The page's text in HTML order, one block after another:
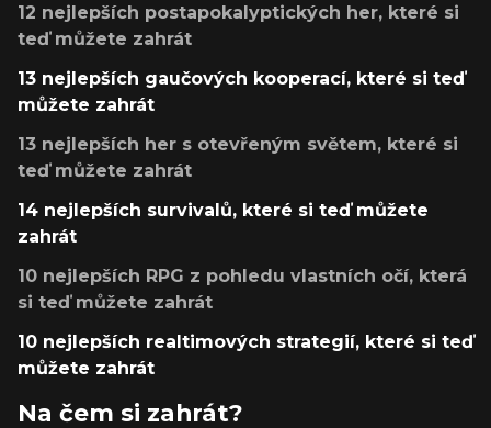
12 nejlepších postapokalyptických her, které si
teď můžete zahrát
13 nejlepších gaučových kooperací, které si teď
můžete zahrát
13 nejlepších her s otevřeným světem, které si
teď můžete zahrát
14 nejlepších survivalů, které si teď můžete
zahrát
10 nejlepších RPG z pohledu vlastních očí, která
si teď můžete zahrát
10 nejlepších realtimových strategií, které si teď
můžete zahrát
Na čem si zahrát?